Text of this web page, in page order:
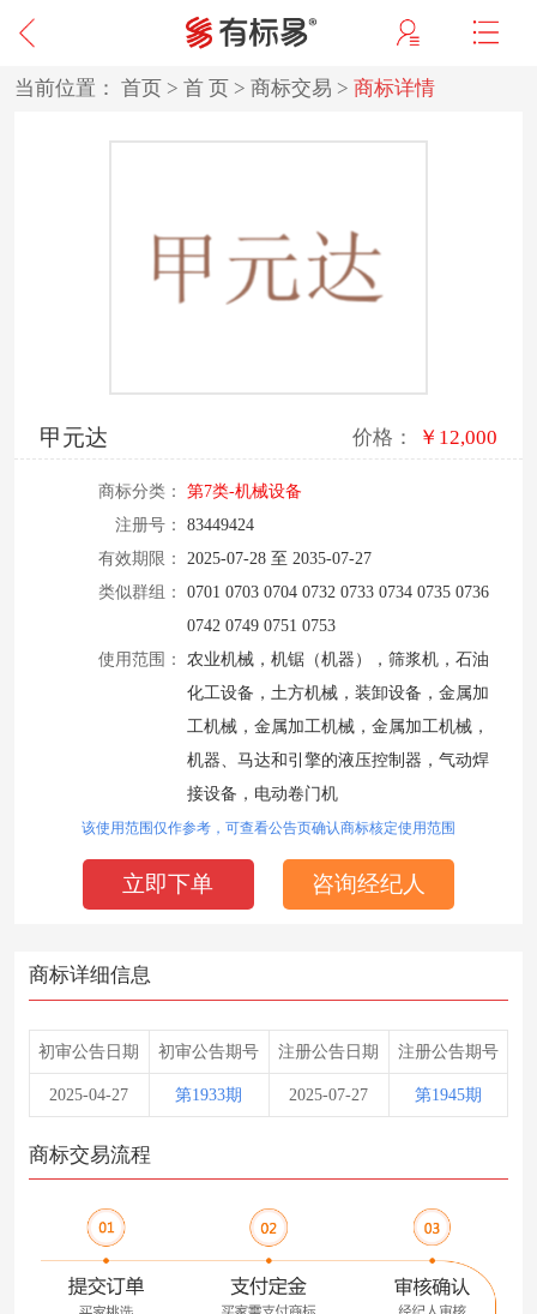
当前位置： 首页 > 首 页 > 商标交易 > 商标详情
甲元达 价格： ￥12,000
商标分类：
第7类-机械设备
注册号：
83449424
有效期限：
2025-07-28 至 2035-07-27
类似群组：
0701 0703 0704 0732 0733 0734 0735 0736
0742 0749 0751 0753
使用范围：
农业机械，机锯（机器），筛浆机，石油
化工设备，土方机械，装卸设备，金属加
工机械，金属加工机械，金属加工机械，
机器、马达和引擎的液压控制器，气动焊
接设备，电动卷门机
该使用范围仅作参考，可查看公告页确认商标核定使用范围
立即下单 咨询经纪人
商标详细信息
初审公告日期 初审公告期号 注册公告日期 注册公告期号
2025-04-27 第1933期 2025-07-27 第1945期
商标交易流程